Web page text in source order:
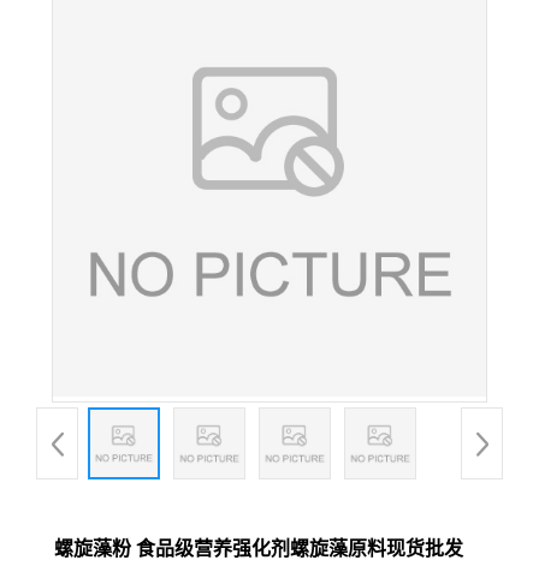
螺旋藻粉 食品级营养强化剂螺旋藻原料现货批发